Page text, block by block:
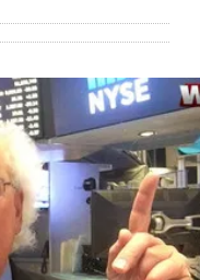
Videos werden
.